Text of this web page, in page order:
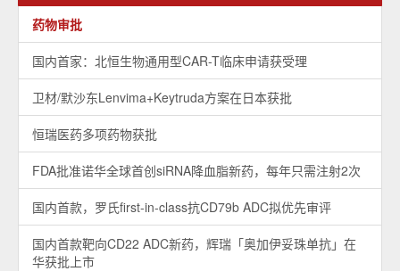
药物审批
国内首家：北恒生物通用型CAR-T临床申请获受理
卫材/默沙东Lenvima+Keytruda方案在日本获批
恒瑞医药多项药物获批
FDA批准诺华全球首创siRNA降血脂新药，每年只需注射2次
国内首款，罗氏first-in-class抗CD79b ADC拟优先审评
国内首款靶向CD22 ADC新药，辉瑞「奥加伊妥珠单抗」在
华获批上市